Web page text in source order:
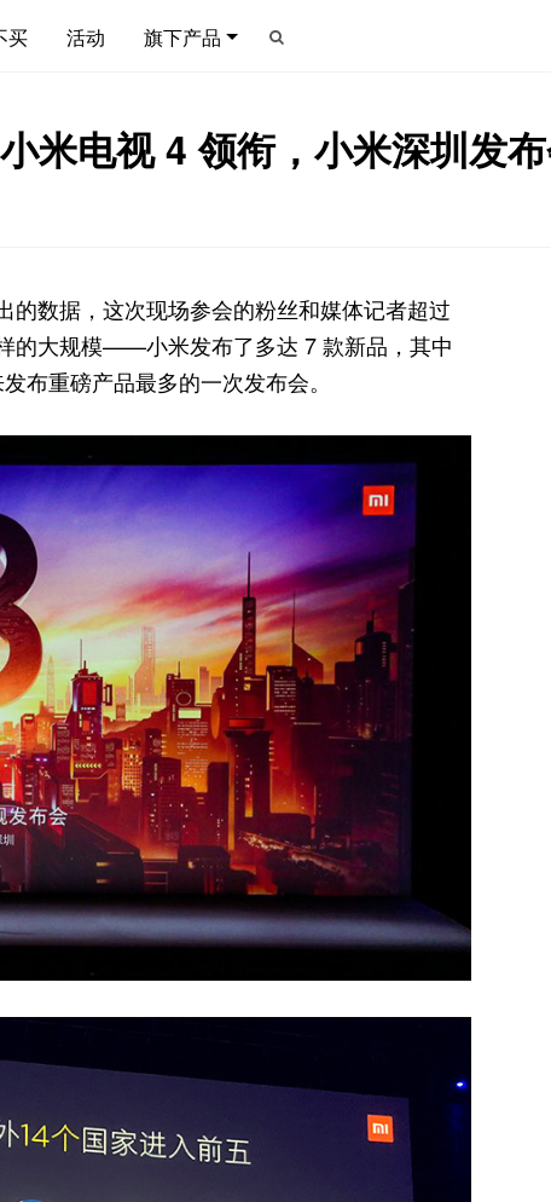
买 活动 旗下产品
米电视 4 领衔，小米深圳发
数据，这次现场参会的粉丝和媒体记者超过
的大规模——小米发布了多达 7 款新品，其中
布重磅产品最多的一次发布会。